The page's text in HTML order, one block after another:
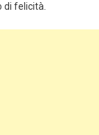
felicità.